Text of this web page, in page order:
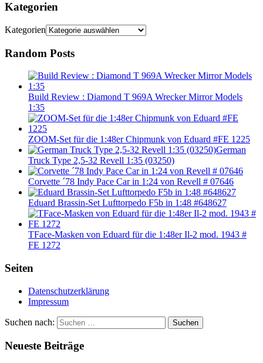
Kategorien
Kategorien
Random Posts
Build Review : Diamond T 969A Wrecker Mirror Models
1:35
ZOOM-Set für die 1:48er Chipmunk von Eduard #FE 1225
German
Truck Type 2,5-32 Revell 1:35 (03250)
Corvette ´78 Indy Pace Car in 1:24 von Revell # 07646
Eduard Brassin-Set Lufttorpedo F5b in 1:48 #648627
TFace-Masken von Eduard für die 1:48er Il-2 mod. 1943 #
FE 1272
Seiten
Datenschutzerklärung
Impressum
Suchen nach: Suchen
Neueste Beiträge